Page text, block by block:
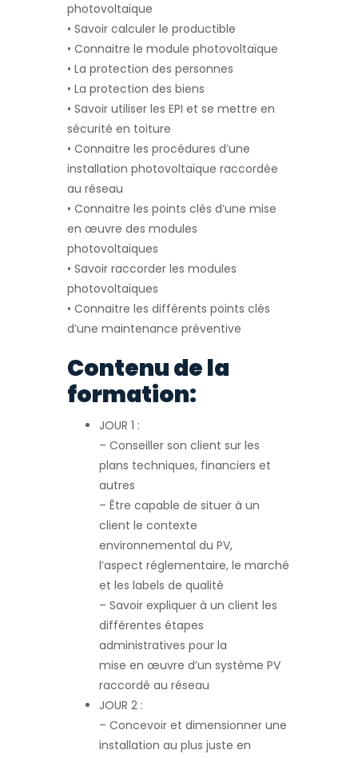
photovoltaïque
• Savoir calculer le productible
• Connaitre le module photovoltaïque
• La protection des personnes
• La protection des biens
• Savoir utiliser les EPI et se mettre en
sécurité en toiture
• Connaitre les procédures d’une
installation photovoltaïque raccordée
au réseau
• Connaitre les points clés d’une mise
en œuvre des modules
photovoltaïques
• Savoir raccorder les modules
photovoltaïques
• Connaitre les différents points clés
d’une maintenance préventive
Contenu de la
formation:
JOUR 1 :
– Conseiller son client sur les
plans techniques, financiers et
autres
– Être capable de situer à un
client le contexte
environnemental du PV,
l’aspect réglementaire, le marché
et les labels de qualité
– Savoir expliquer à un client les
différentes étapes
administratives pour la
mise en œuvre d’un système PV
raccordé au réseau
JOUR 2 :
– Concevoir et dimensionner une
installation au plus juste en